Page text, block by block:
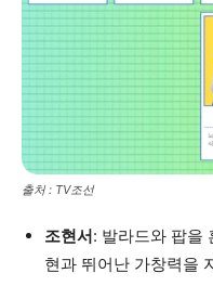
출처 : TV조선
조현서: 발라드와 팝을
현과 뛰어난 가창력을